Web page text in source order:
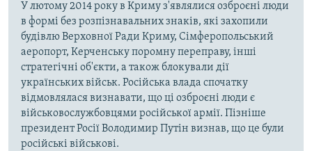
У лютому 2014 року в Криму з'являлися озброєні люди
в формі без розпізнавальних знаків, які захопили
будівлю Верховної Ради Криму, Сімферопольський
аеропорт, Керченську поромну переправу, інші
стратегічні об'єкти, а також блокували дії
українських військ. Російська влада спочатку
відмовлялася визнавати, що ці озброєні люди є
військовослужбовцями російської армії. Пізніше
президент Росії Володимир Путін визнав, що це були
російські військові.